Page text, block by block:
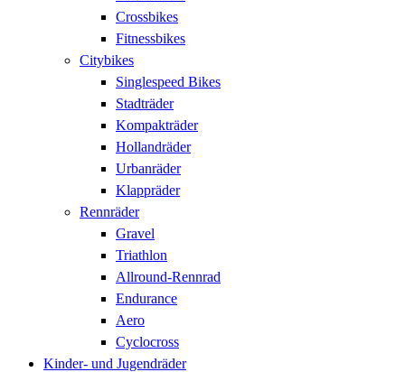
Crossbikes
Fitnessbikes
Citybikes
Singlespeed Bikes
Stadträder
Kompakträder
Hollandräder
Urbanräder
Klappräder
Rennräder
Gravel
Triathlon
Allround-Rennrad
Endurance
Aero
Cyclocross
Kinder- und Jugendräder